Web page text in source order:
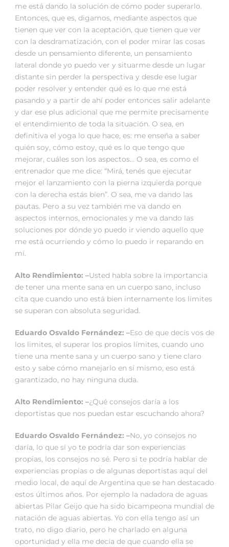
me está dando la solución de cómo poder superarlo.
Entonces, que es, digamos, mediante aspectos que
tienen que ver con la aceptación, que tienen que ver
con la desdramatización, con el poder mirar las cosas
desde un pensamiento diferente, un pensamiento
lateral donde yo puedo ver y situarme desde un lugar
distante sin perder la perspectiva y desde ese lugar
poder resolver y entender qué es lo que me está
pasando y a partir de ahí poder entonces salir adelante
y dar ese plus adicional que me permite precisamente
el entendimiento de toda la situación. O sea, en
definitiva el yoga lo que hace, es: me enseña a saber
quién soy, cómo estoy, qué es lo que tengo que
mejorar, cuáles son los aspectos… O sea, es como el
entrenador que me dice: “Mirá, tenés que ejecutar
mejor el lanzamiento con la pierna izquierda porque
con la derecha estás bien”. O sea, me va dando las
pautas. Pero a su vez también me va dando en
aspectos internos, emocionales y me va dando las
soluciones por dónde yo puedo ir viendo aquello que
me está ocurriendo y cómo lo puedo ir reparando en
mí.
Alto Rendimiento: –Usted habla sobre la importancia
de tener una mente sana en un cuerpo sano, incluso
cita que cuando uno está bien internamente los limites
se superan con absoluta seguridad.
Eduardo Osvaldo Fernández: –Eso de que decís vos de
los limites, el superar los propios límites, cuando uno
tiene una mente sana y un cuerpo sano y tiene claro
esto y sabe cómo manejarlo en sí mismo, eso está
garantizado, no hay ninguna duda.
Alto Rendimiento: –¿Qué consejos daría a los
deportistas que nos puedan estar escuchando ahora?
Eduardo Osvaldo Fernández: –No, yo consejos no
daría, lo que sí yo te podría dar son experiencias
propias, los consejos no sé. Pero si te podría hablar de
experiencias propias o de algunas deportistas aquí del
medio local, de aquí de Argentina que se han destacado
estos últimos años. Por ejemplo la nadadora de aguas
abiertas Pilar Geijo que ha sido bicampeona mundial de
natación de aguas abiertas. Yo con ella tengo así un
trato, no digo diario, pero he charlado en alguna
oportunidad y ella me decía de que cuando ella se